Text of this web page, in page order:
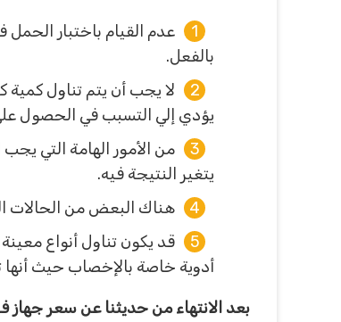
عدم القيام باختبار
بالفعل.
لا يجب أن يتم تناول كمية
يؤدي إلي التسبب في الحصول
من الأمور الهامة التي
يتغير النتيجة فيه.
هناك البعض من الحالات
قد يكون تناول أنواع
أدوية خاصة بالإخصاب حيث
بعد الانتهاء من حديثنا عن سعر